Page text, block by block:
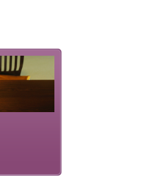
きほぐす温泉、そして
みに待つ日々が旅をよ
とときをお過ごしくだ
加される
プランを
。